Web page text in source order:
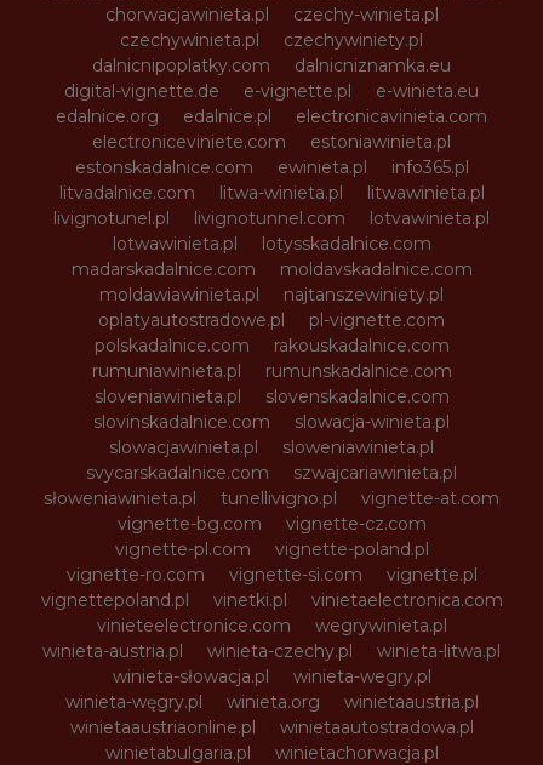
chorwacjawinieta.pl
czechy-winieta.pl
czechywinieta.pl
czechywiniety.pl
dalnicnipoplatky.com
dalnicniznamka.eu
digital-vignette.de
e-vignette.pl
e-winieta.eu
edalnice.org
edalnice.pl
electronicavinieta.com
electroniceviniete.com
estoniawinieta.pl
estonskadalnice.com
ewinieta.pl
info365.pl
litvadalnice.com
litwa-winieta.pl
litwawinieta.pl
livignotunel.pl
livignotunnel.com
lotvawinieta.pl
lotwawinieta.pl
lotysskadalnice.com
madarskadalnice.com
moldavskadalnice.com
moldawiawinieta.pl
najtanszewiniety.pl
oplatyautostradowe.pl
pl-vignette.com
polskadalnice.com
rakouskadalnice.com
rumuniawinieta.pl
rumunskadalnice.com
sloveniawinieta.pl
slovenskadalnice.com
slovinskadalnice.com
slowacja-winieta.pl
slowacjawinieta.pl
sloweniawinieta.pl
svycarskadalnice.com
szwajcariawinieta.pl
słoweniawinieta.pl
tunellivigno.pl
vignette-at.com
vignette-bg.com
vignette-cz.com
vignette-pl.com
vignette-poland.pl
vignette-ro.com
vignette-si.com
vignette.pl
vignettepoland.pl
vinetki.pl
vinietaelectronica.com
vinieteelectronice.com
wegrywinieta.pl
winieta-austria.pl
winieta-czechy.pl
winieta-litwa.pl
winieta-słowacja.pl
winieta-wegry.pl
winieta-węgry.pl
winieta.org
winietaaustria.pl
winietaaustriaonline.pl
winietaautostradowa.pl
winietabulgaria.pl
winietachorwacja.pl